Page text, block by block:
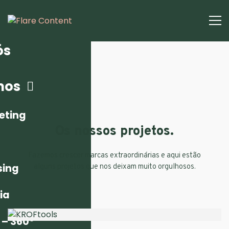
360º
Os nossos projetos.
Fazemos crescer marcas extraordinárias e aqui estão
alguns projetos que nos deixam muito orgulhosos.